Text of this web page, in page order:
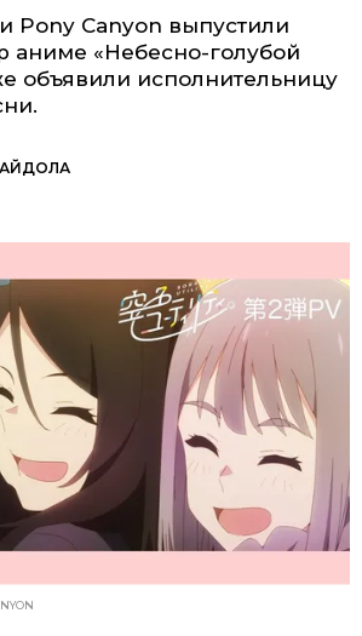
Pony Canyon выпустили
аниме «Небесно-голубой
объявили исполнительницу